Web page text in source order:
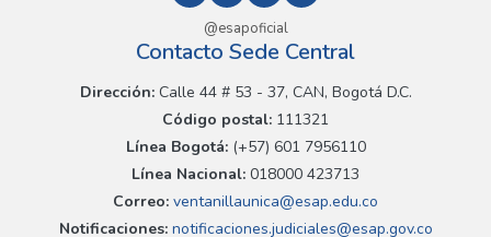
@esapoficial
Contacto Sede Central
Dirección:Calle 44 # 53 - 37, CAN, Bogotá D.C.
Código postal: 111321
Línea Bogotá:(+57) 601 7956110
Línea Nacional: 018000 423713
Correo: ventanillaunica@esap.edu.co
Notificaciones:notificaciones.judiciales@esap.gov.co